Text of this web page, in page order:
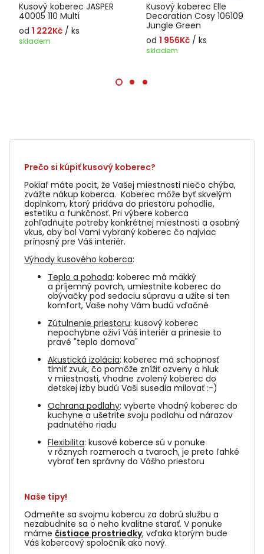
Kusový koberec JASPER
40005 110 Multi
od 1 222Kč / ks
skladem
Kusový koberec Elle
Decoration Cosy 106109
Jungle Green
od 1 956Kč / ks
skladem
Prečo si kúpiť kusový koberec?
Pokiaľ máte pocit, že Vašej miestnosti niečo chýba,
zvážte nákup koberca. Koberec môže byť skvelým
doplnkom, ktorý pridáva do priestoru pohodlie,
estetiku a funkčnosť. Pri výbere koberca
zohľadňujte potreby konkrétnej miestnosti a osobný
vkus, aby bol Vami vybraný koberec čo najviac
prínosný pre Váš interiér.
Výhody kusového koberca:
Teplo a pohoda: koberec má mäkký
a príjemný povrch, umiestnite koberec do
obývačky pod sedaciu súpravu a užite si ten
komfort, Vaše nohy Vám budú vďačné
Zútulnenie priestoru: kusový koberec
nepochybne oživí Váš interiér a prinesie to
pravé "teplo domova"
Akustická izolácia: koberec má schopnosť
tlmiť zvuk, čo pomôže znížiť ozveny a hluk
v miestnosti, vhodne zvolený koberec do
detskej izby budú Vaši susedia milovať :-)
Ochrana podlahy: vyberte vhodný koberec do
kuchyne a ušetrite svoju podlahu od nárazov
padnutého riadu
Flexibilita: kusové koberce sú v ponuke
v rôznych rozmeroch a tvaroch, je preto ľahké
vybrať ten správny do Vášho priestoru
Naše tipy!
Odmeňte sa svojmu kobercu za dobrú službu a
nezabudnite sa o neho kvalitne starať. V ponuke
máme čistiace prostriedky, vďaka ktorým bude
Váš kobercový spoločník ako nový.